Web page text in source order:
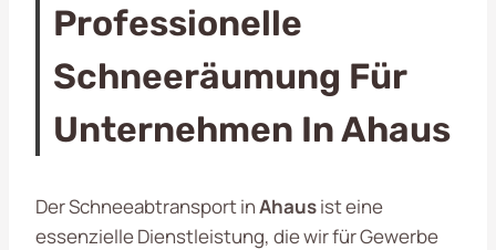
Professionelle
Schneeräumung Für
Unternehmen In Ahaus
Der Schneeabtransport inAhausist eine
essenzielle Dienstleistung, die wir für Gewerbe